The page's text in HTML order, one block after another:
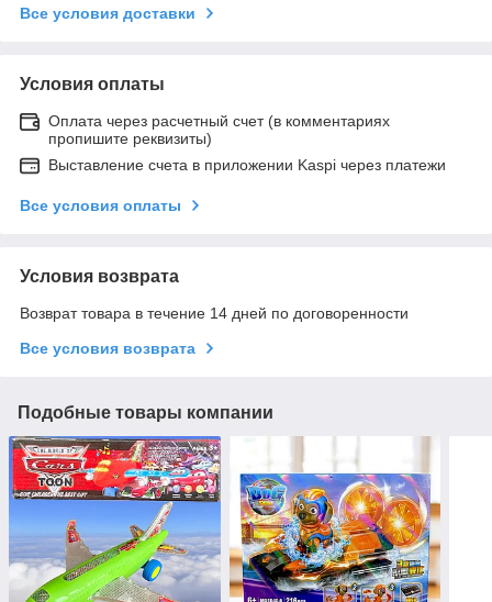
Все условия доставки
Условия оплаты
Оплата через расчетный счет (в комментариях
пропишите реквизиты)
Выставление счета в приложении Kaspi через платежи
Все условия оплаты
Условия возврата
Возврат товара в течение 14 дней по договоренности
Все условия возврата
Подобные товары компании